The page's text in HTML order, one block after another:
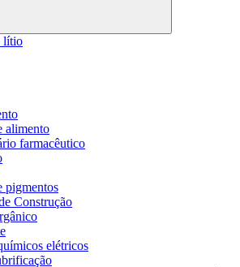
lítio
alimento
farmacêutico
pigmentos
Construção
elétricos